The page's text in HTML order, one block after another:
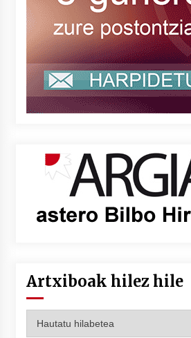
Artxiboak hilez hile
hilez